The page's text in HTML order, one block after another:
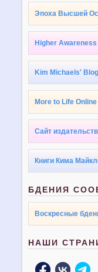
Эпоха Высшей
Higher
Kim Michaels' Blog
More to Life
Сайт
Книги Кима
БДЕНИЯ
Воскресные
НАШИ